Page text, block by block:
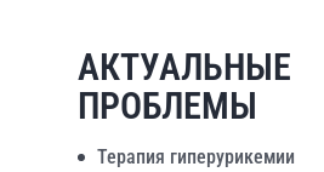
АКТУАЛЬНЫЕ
ПРОБЛЕМЫ
Терапия гиперурикемии